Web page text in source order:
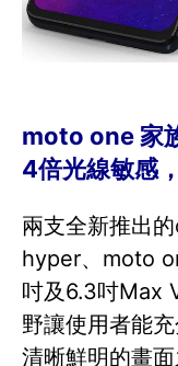
moto one 家
4倍光線敏感
兩支全新推出
hyper、moto
吋及6.3吋Max
野讓使用者能
清晰鮮明的畫